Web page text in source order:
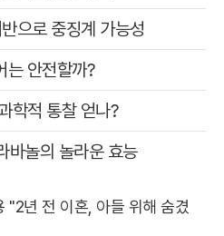
으로 중징계 가능성
는 안전할까?
학적 통찰 얻나?
바놀의 놀라운 효능
"2년 전 이혼, 아들 위해 숨겼